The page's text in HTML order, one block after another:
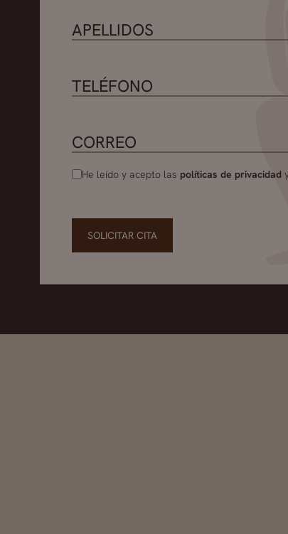
He leído y acepto las políticas de privacidad
SOLICITAR CITA